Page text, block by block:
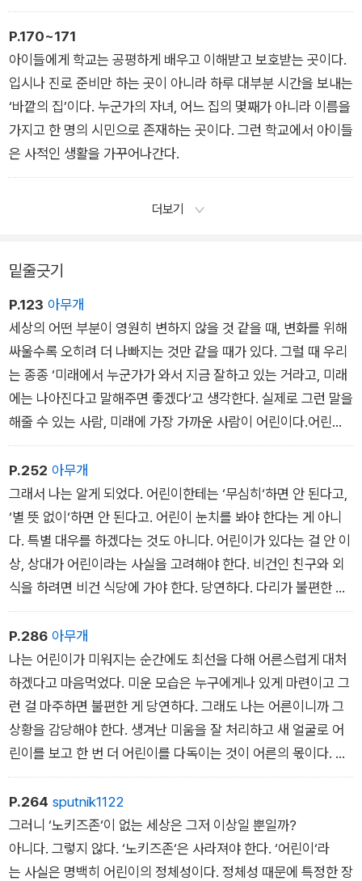
의 생명과 안전을 보장하고, 어린이가 ‘나답게’ 살 수 있게 격려하
고 보호해야 한다. 어떤 세상을 만들고 싶은지 의견을 가질 수 있
게 가르치고, 그들의 말에 귀를 기울이고, 한 사람 한 사람을 시민
으로서 존중하면서 어린이와 함께 살아가야 한다. 어린이는 우리
가까이에 있다. 미래가 바로 그러하듯이.
P.170~171
아이들에게 학교는 공평하게 배우고 이해받고 보호받는 곳이다.
입시나 진로 준비만 하는 곳이 아니라 하루 대부분 시간을 보내는
‘바깥의 집’이다. 누군가의 자녀, 어느 집의 몇째가 아니라 이름을
가지고 한 명의 시민으로 존재하는 곳이다. 그런 학교에서 아이들
은 사적인 생활을 가꾸어나간다.
더보기
밑줄긋기
P.123 아무개
세상의 어떤 부분이 영원히 변하지 않을 것 같을 때, 변화를 위해
싸울수록 오히려 더 나빠지는 것만 같을 때가 있다. 그럴 때 우리
는 종종 ‘미래에서 누군가가 와서 지금 잘하고 있는 거라고, 미래
에는 나아진다고 말해주면 좋겠다‘고 생각한다. 실제로 그런 말을
해줄 수 있는 사람, 미래에 가장 가까운 사람이 어린이다.어린이
의 생명과 안전을 보장하고, 어린이가 ‘나답게‘ 살 수 있게 격려하
고 보호해야 한다, 어떤 세상을 만들고 싶은지 의견을 가질 수 있
게 가르치고, 그들의 말에 귀를 기울이고, 한 사람 한 사람을 시민
으로서 존중하면서 어린이와 함께 살아가야 한다. 어린이는 우리
가까이에 있다. 미래가 바로 그러하듯이.
P.252 아무개
그래서 나는 알게 되었다. 어린이한테는 ‘무심히‘하면 안 된다고,
‘별 뜻 없이‘하면 안 된다고. 어린이 눈치를 봐야 한다는 게 아니
다. 특별 대우를 하겠다는 것도 아니다. 어린이가 있다는 걸 안 이
상, 상대가 어린이라는 사실을 고려해야 한다. 비건인 친구와 외
식을 하려면 비건 식당에 가야 한다. 당연하다. 다리가 불편한 노
인과 식당에 가려면 앉기 편한 식당을 찾아야 한다. 한국어를 못
하는 외국인이 라면 주문에 시간이 걸려고 그러려니 하게 된다.
어느 자리에 어린이가 있다면 그를 ‘무심히!‘새하면 안 되는 것이
다. 나한테야 ˝빨리 가세요˝ 할 수 있어도(사실은 안 되지만), 어
린이한테는 그러면 안된다. 보행 신호에 횡단보도를 건너는, 보호
자도 없는 어린이한테는.
P.286 아무개
나는 어린이가 미워지는 순간에도 최선을 다해 어른스럽게 대처
하겠다고 마음먹었다. 미운 모습은 누구에게나 있게 마련이고 그
런 걸 마주하면 불편한 게 당연하다. 그래도 나는 어른이니까 그
상황을 감당해야 한다. 생겨난 미움을 잘 처리하고 새 얼굴로 어
린이를 보고 한 번 더 어린이를 다독이는 것이 어른의 몫이다. 그
런 어른이 될 수 만 있다면 나는 더 좋은 사람이 될 것 같다. 이론
서에서 읽은 적은 없지만, 그것만은 분명히 안다.
P.264 sputnik1122
그러니 ‘노키즈존‘이 없는 세상은 그저 이상일 뿐일까?
아니다. 그렇지 않다. ‘노키즈존‘은 사라져야 한다. ‘어린이‘라
는 사실은 명백히 어린이의 정체성이다. 정체성 때문에 특정한 장